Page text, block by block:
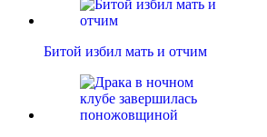
Битой избил мать и отчим